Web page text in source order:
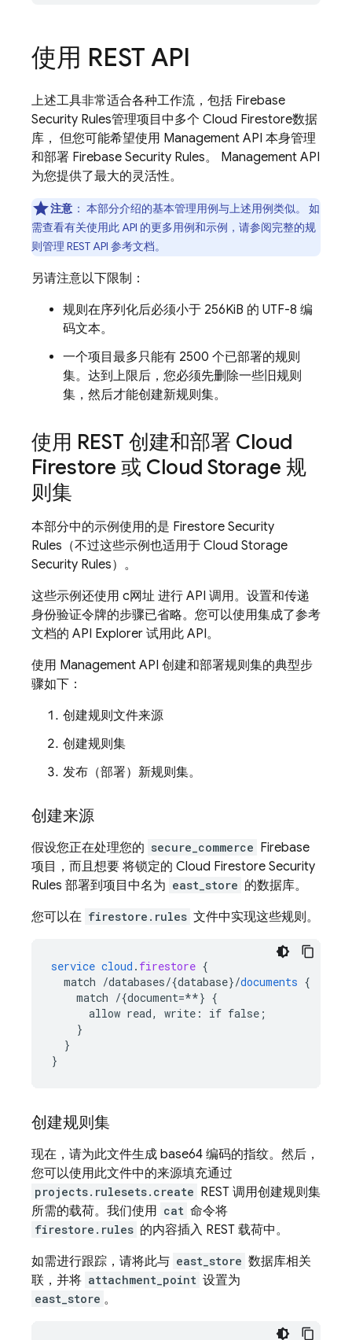
使用 REST API
上述工具非常适合各种工作流，包括 Firebase
Security Rules管理项目中多个 Cloud Firestore数据
库， 但您可能希望使用 Management API 本身管理
和部署 Firebase Security Rules。 Management API
为您提供了最大的灵活性。
注意 ： 本部分介绍的基本管理用例与上述用例类似。 如
需查看有关使用此 API 的更多用例和示例，请参阅完整的规
则管理 REST API 参考文档。
另请注意以下限制：
规则在序列化后必须小于 256KiB 的 UTF-8 编
码文本。
一个项目最多只能有 2500 个已部署的规则
集。达到上限后，您必须先删除一些旧规则
集，然后才能创建新规则集。
使用 REST 创建和部署 Cloud
Firestore 或 Cloud Storage 规
则集
本部分中的示例使用的是 Firestore Security
Rules （不过这些示例也适用于 Cloud Storage
Security Rules）。
这些示例还使用 c网址 进行 API 调用。设置和传递
身份验证令牌的步骤已省略。您可以使用集成了参考
文档的 API Explorer 试用此 API。
使用 Management API 创建和部署规则集的典型步
骤如下：
创建规则文件来源
创建规则集
发布（部署）新规则集。
创建来源
假设您正在处理您的 secure_commerce Firebase
项目，而且想要 将锁定的 Cloud Firestore Security
Rules 部署到项目中名为 east_store 的数据库。
您可以在 firestore.rules 文件中实现这些规则。
service cloud . firestore {
match /databases/{database}/documents {
match /{document=**} {
allow read, write : if false ;
}
}
}
创建规则集
现在，请为此文件生成 base64 编码的指纹。然后，
您可以使用此文件中的来源填充通过
projects.rulesets.create REST 调用创建规则集
所需的载荷。我们使用 cat 命令将
firestore.rules 的内容插入 REST 载荷中。
如需进行跟踪，请将此与 east_store 数据库相关
联，并将 attachment_point 设置为
east_store 。